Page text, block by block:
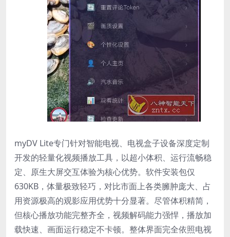
myDV Lite专门针对智能电视、电视盒子设备深度定制
开发的轻量化视频播放工具，以超小体积、运行流畅稳
定、原生大屏交互体验为核心优势。软件安装包仅
630KB，体量极致轻巧，对比市面上各类臃肿庞大、占
用资源极高的观影应用优势十分显著。尽管体积精简，
但核心播放功能完整齐全，视频解码能力强悍，播放加
载快速、画面运行稳定不卡顿。整体界面完全依照电视